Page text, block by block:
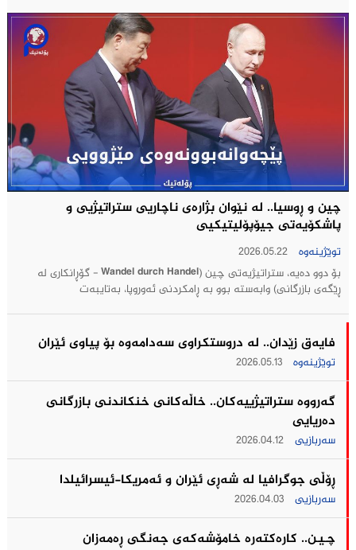
چین و ڕوسیا.. لە نێوان بژارەی ناچاریی ستراتیژيی و
پاشکۆیەتی جیۆپۆلیتیکيی
توێژینەوە
2026.05.22
بۆ دوو دەیە، ستراتیژیەتی چین (Wandel durch Handel - گۆڕانکاری لە
ڕێگەی بازرگانی) وابەستە بوو بە ڕامکردنی ئەوروپا، بەتایبەت
فایەق زێدان.. له‌ دروستكراوی سه‌دامه‌وه‌ بۆ پیاوی ئێران
توێژینەوە 2026.05.13
گه‌رووه‌ ستراتیژییه‌كان.. خاڵه‌كانی خنكاندنی بازرگانی
ده‌ریایی
سەربازیی 2026.04.12
ڕۆڵی جوگرافیا لە شەڕی ئێران و ئەمریکا-ئیسرائیلدا
سەربازیی 2026.04.03
چـیـن.. كاره‌كته‌ره‌ خامۆشه‌كه‌ی جه‌نگى ڕه‌مه‌زان